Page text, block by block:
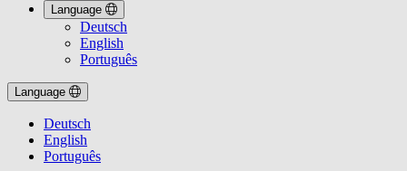
Language
Deutsch
English
Português
Language
Deutsch
English
Português